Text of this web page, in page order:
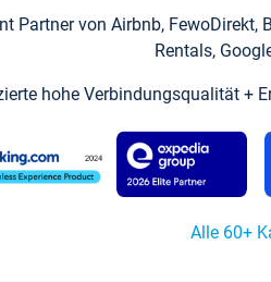
Partner von Airbnb,
Rentals,
hohe Verbindungsqualität +
Alle 60+